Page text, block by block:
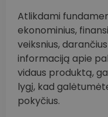
Atlikdami
ekonominius,
veiksnius,
informaciją apie
vidaus produktą,
lygį, kad
pokyčius.